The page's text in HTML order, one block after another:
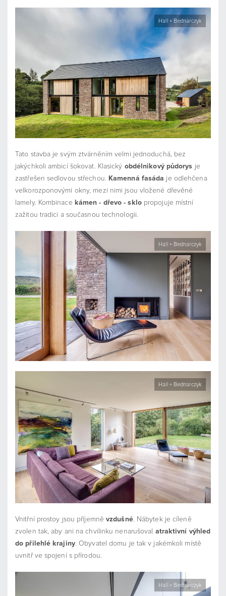
Hall + Bednarczyk
Tato stavba je svým ztvárněním velmi jednoduchá, bez
jakýchkoli ambicí šokovat. Klasický obdélnikový půdorys je
zastřešen sedlovou střechou.
Kamenná fasáda je odlehčena
velkorozponovými okny, mezi nimi jsou vložené dřevěné
lamely. Kombinace kámen - dřevo - sklopropojuje místní
zažitou tradici a současnou technologii.
Hall + Bednarczyk
Hall + Bednarczyk
Vnitřní prostoy jsou příjemně vzdušné. Nábytek je cíleně
zvolen tak, aby ani na chvilinku nenarušoval atraktivní výhled
do přilehlé krajiny. Obyvatel domu je tak v jakémkoli místě
uvnitř ve spojení s přírodou.
Hall + Bednarczyk